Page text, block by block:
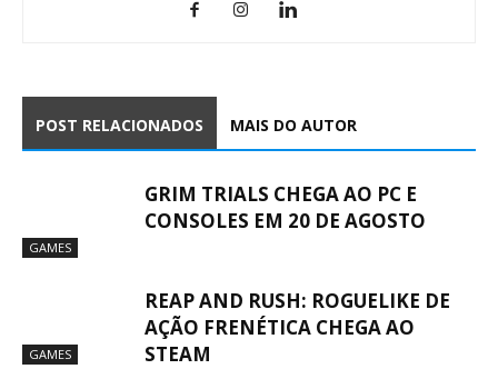
POST RELACIONADOS MAIS DO AUTOR
GAMES
GRIM TRIALS CHEGA AO PC E
CONSOLES EM 20 DE AGOSTO
GAMES
REAP AND RUSH: ROGUELIKE DE
AÇÃO FRENÉTICA CHEGA AO
STEAM